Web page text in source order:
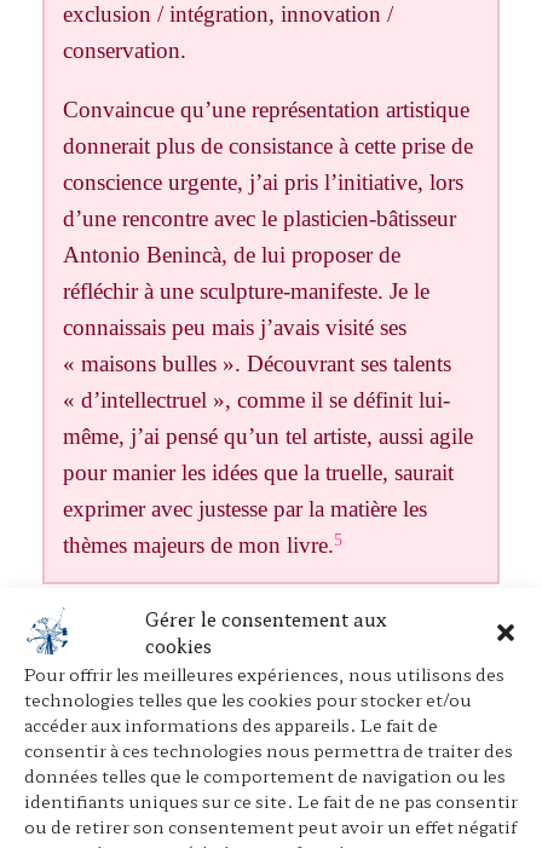
Gérer le consentement aux
cookies
Pour offrir les meilleures expériences, nous utilisons des
technologies telles que les cookies pour stocker et/ou
accéder aux informations des appareils. Le fait de
consentir à ces technologies nous permettra de traiter des
données telles que le comportement de navigation ou les
identifiants uniques sur ce site. Le fait de ne pas consentir
ou de retirer son consentement peut avoir un effet négatif
exclusion / intégration, innovation /
conservation.
Convaincue qu’une représentation artistique
donnerait plus de consistance à cette prise de
conscience urgente, j’ai pris l’initiative, lors
d’une rencontre avec le plasticien-bâtisseur
Antonio Benincà, de lui proposer de
réfléchir à une sculpture-manifeste. Je le
connaissais peu mais j’avais visité ses
« maisons bulles ». Découvrant ses talents
« d’intellectruel », comme il se définit lui-
même, j’ai pensé qu’un tel artiste, aussi agile
pour manier les idées que la truelle, saurait
exprimer avec justesse par la matière les
thèmes majeurs de mon livre.5
J’avais l’impression d’être au bout de ce
qu’on peut dire avec les mots, au bout de la
capacité de la pensée discursive, du discours,
pour exprimer ces interdépendances, ces
enchevêtrements qui sont de plus en plus